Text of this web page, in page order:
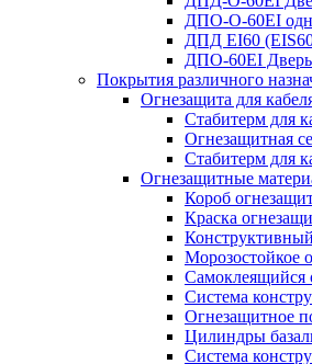
ДПО-О-60EI
ДПД EI60
ДПО-60EI Дверь
Покрытия различного
Огнезащита для
Стабитерм для
Огнезащитная
Стабитерм для
Огнезащитные
Короб
Краска
Морозостойкое
Система
Огнезащитное
Цилиндры
Система